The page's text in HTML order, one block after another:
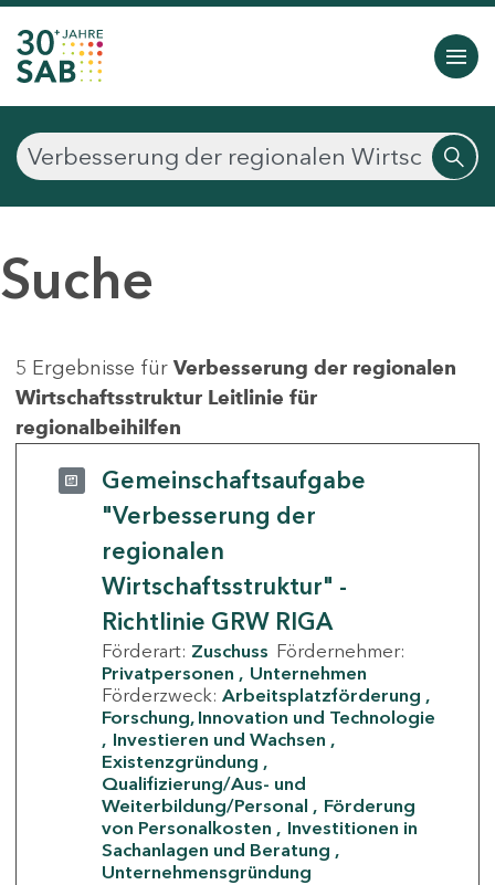
Suche
5 Ergebnisse für Verbesserung der regionalen
Wirtschaftsstruktur Leitlinie für
regionalbeihilfen
Gemeinschaftsaufgabe
"Verbesserung der
regionalen
Wirtschaftsstruktur" -
Richtlinie GRW RIGA
Förderart: Zuschuss Fördernehmer:
Privatpersonen
Unternehmen
Förderzweck: Arbeitsplatzförderung
Forschung, Innovation und Technologie
Investieren und Wachsen
Existenzgründung
Qualifizierung/Aus- und
Weiterbildung/Personal
Förderung
von Personalkosten
Investitionen in
Sachanlagen und Beratung
Unternehmensgründung